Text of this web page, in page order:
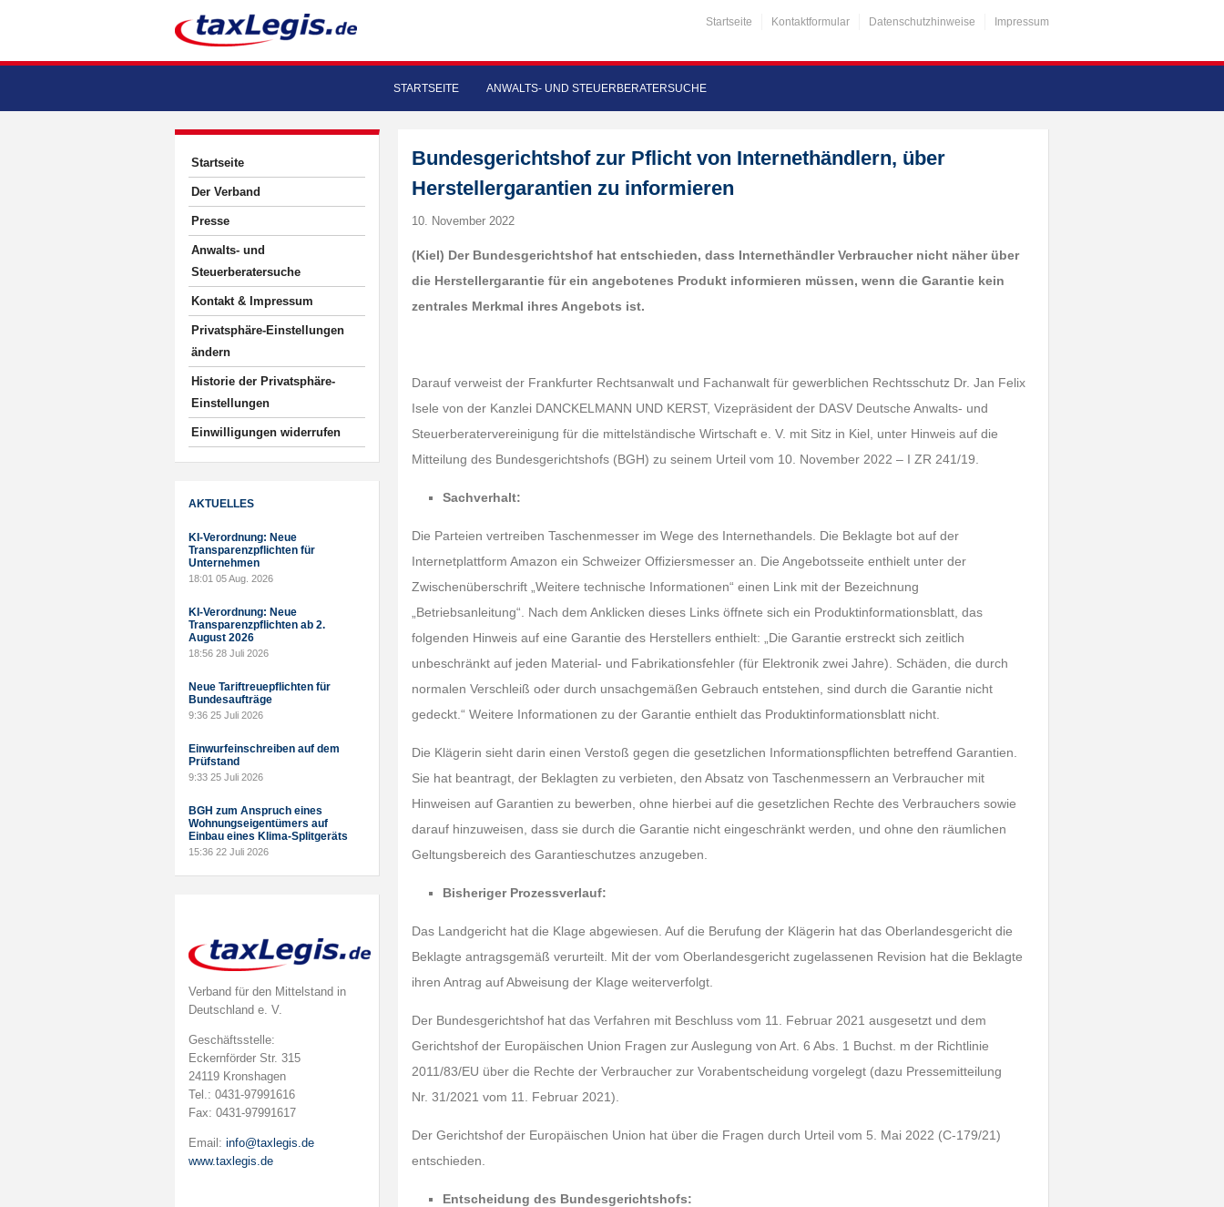
Startseite Kontaktformular Datenschutzhinweise Impressum
STARTSEITE ANWALTS- UND STEUERBERATERSUCHE
Startseite
Der Verband
Presse
Anwalts- und
Steuerberatersuche
Kontakt & Impressum
Privatsphäre-Einstellungen
ändern
Historie der Privatsphäre-
Einstellungen
Einwilligungen widerrufen
AKTUELLES
KI-Verordnung: Neue
Transparenzpflichten für
Unternehmen
18:01 05 Aug. 2026
KI-Verordnung: Neue
Transparenzpflichten ab 2.
August 2026
18:56 28 Juli 2026
Neue Tariftreuepflichten für
Bundesaufträge
9:36 25 Juli 2026
Einwurfeinschreiben auf dem
Prüfstand
9:33 25 Juli 2026
BGH zum Anspruch eines
Wohnungseigentümers auf
Einbau eines Klima-Splitgeräts
15:36 22 Juli 2026
Verband für den Mittelstand in
Deutschland e. V.
Geschäftsstelle:
Eckernförder Str. 315
24119 Kronshagen
Tel.: 0431-97991616
Fax: 0431-97991617
Email: info@taxlegis.de
www.taxlegis.de
Bundesgerichtshof zur Pflicht von Internethändlern, über
Herstellergarantien zu informieren
10. November 2022
(Kiel) Der Bundesgerichtshof hat entschieden, dass Internethändler Verbraucher nicht näher über
die Herstellergarantie für ein angebotenes Produkt informieren müssen, wenn die Garantie kein
zentrales Merkmal ihres Angebots ist.
Darauf verweist der Frankfurter Rechtsanwalt und Fachanwalt für gewerblichen Rechtsschutz Dr. Jan Felix
Isele von der Kanzlei DANCKELMANN UND KERST, Vizepräsident der DASV Deutsche Anwalts- und
Steuerberatervereinigung für die mittelständische Wirtschaft e. V. mit Sitz in Kiel, unter Hinweis auf die
Mitteilung des Bundesgerichtshofs (BGH) zu seinem Urteil vom 10. November 2022 – I ZR 241/19.
Sachverhalt:
Die Parteien vertreiben Taschenmesser im Wege des Internethandels. Die Beklagte bot auf der
Internetplattform Amazon ein Schweizer Offiziersmesser an. Die Angebotsseite enthielt unter der
Zwischenüberschrift „Weitere technische Informationen“ einen Link mit der Bezeichnung
„Betriebsanleitung“. Nach dem Anklicken dieses Links öffnete sich ein Produktinformationsblatt, das
folgenden Hinweis auf eine Garantie des Herstellers enthielt: „Die Garantie erstreckt sich zeitlich
unbeschränkt auf jeden Material- und Fabrikationsfehler (für Elektronik zwei Jahre). Schäden, die durch
normalen Verschleiß oder durch unsachgemäßen Gebrauch entstehen, sind durch die Garantie nicht
gedeckt.“ Weitere Informationen zu der Garantie enthielt das Produktinformationsblatt nicht.
Die Klägerin sieht darin einen Verstoß gegen die gesetzlichen Informationspflichten betreffend Garantien.
Sie hat beantragt, der Beklagten zu verbieten, den Absatz von Taschenmessern an Verbraucher mit
Hinweisen auf Garantien zu bewerben, ohne hierbei auf die gesetzlichen Rechte des Verbrauchers sowie
darauf hinzuweisen, dass sie durch die Garantie nicht eingeschränkt werden, und ohne den räumlichen
Geltungsbereich des Garantieschutzes anzugeben.
Bisheriger Prozessverlauf:
Das Landgericht hat die Klage abgewiesen. Auf die Berufung der Klägerin hat das Oberlandesgericht die
Beklagte antragsgemäß verurteilt. Mit der vom Oberlandesgericht zugelassenen Revision hat die Beklagte
ihren Antrag auf Abweisung der Klage weiterverfolgt.
Der Bundesgerichtshof hat das Verfahren mit Beschluss vom 11. Februar 2021 ausgesetzt und dem
Gerichtshof der Europäischen Union Fragen zur Auslegung von Art. 6 Abs. 1 Buchst. m der Richtlinie
2011/83/EU über die Rechte der Verbraucher zur Vorabentscheidung vorgelegt (dazu Pressemitteilung
Nr. 31/2021 vom 11. Februar 2021).
Der Gerichtshof der Europäischen Union hat über die Fragen durch Urteil vom 5. Mai 2022 (C-179/21)
entschieden.
Entscheidung des Bundesgerichtshofs: